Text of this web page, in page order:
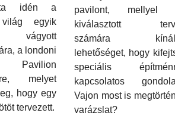
idén a
egyik
vágyott
a londoni
Pavilion
melyet
hogy egy
tervezett.
pavilont, mellyel
kiválasztott
számára
lehetőséget, hogy
speciális
kapcsolatos
Vajon most is
varázslat?